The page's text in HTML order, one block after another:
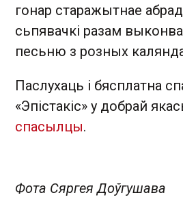
гонар старажытнае
сьпявачкі разам
песьню з розных
Паслухаць і бясплатна
«Эпістакіс» у добрай
спасылцы.
Фота Сяргея Доўгушава